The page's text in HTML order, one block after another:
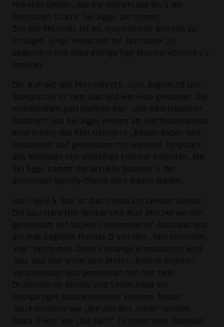
Hip-Hop Größen, wie die momentane Nr. 1 der
Deutschen Charts, Ski Aggu, performen.
Ziel des Festivals ist es, musikalische Brücken zu
schlagen, junge Menschen für Jazzmusik zu
begeistern und neue einzigartige Musikerlebnisse zu
kreieren.
Der Auftakt des Festivals (16. Juni, Beginn 18 Uhr,
Stehplätze) ist dem Rap und Hip-Hop gewidmet. Die
millionenfach gestreamten Rap- und R&B Headliner
Badchieff und Ski Aggu werden am Eröffnungsabend
eindrücklich das Festivalmotto „Baden-Baden lebt“
zelebrieren und gemeinsam mit weiteren Jungstars
das lebendige und vielfältige Festival einläuten. Mit
Ski Aggu kommt die aktuelle Nummer 1 der
deutschen Spotify-Charts nach Baden-Baden.
Jazz, R&B & Rap ist das Thema am zweiten Abend:
Die Jazzstars Nils Wülker und Max Mutzke werden
gemeinsam mit Wülkers renommierter Jazzband und
der Rap-Legende Thomas D von den „Fantastischen
Vier“ performen. Diese einmalige Kombination wird
Jazz und Rap unter dem Motto „Groove Summit“
verschmelzen und gemeinsam mit den zwei
Drummern Oli Rubow und Simon Popp ein
einzigartiges Konzerterlebnis kreieren. Neben
Jazzklassikern wie „Me and Mrs Jones“ werden
Fanta 4 Hits wie „Die Da!?!“ zu hören sein. Ebenfalls